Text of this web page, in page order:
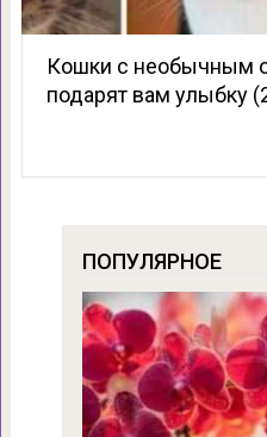
Кошки с необычным
подарят вам улыбку
ПОПУЛЯРНОЕ